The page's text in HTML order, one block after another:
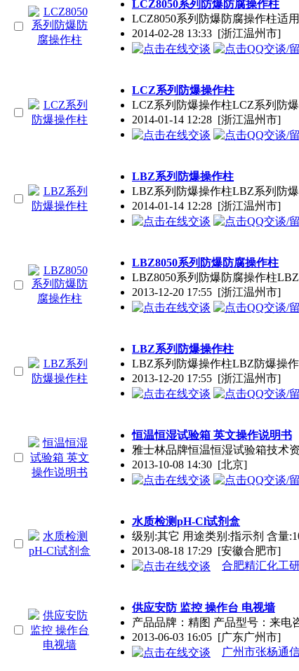
LCZ8050系列防爆防腐操作柱
LCZ8050系列防爆防腐操作柱适
2014-02-28 13:33 [浙江温州市]
LCZ系列防爆操作柱
LCZ系列防爆操作柱LCZ系列防爆
2014-01-14 12:28 [浙江温州市]
LBZ系列防爆操作柱
LBZ系列防爆操作柱LBZ系列防爆
2014-01-14 12:28 [浙江温州市]
LBZ8050系列防爆防腐操作柱
LBZ8050系列防爆防腐操作柱
2013-12-20 17:55 [浙江温州市]
LBZ系列防爆操作柱
LBZ系列防爆操作柱LBZ防爆操作
2013-12-20 17:55 [浙江温州市]
恒温恒湿试验箱 英文操作说明书
雅士林品牌恒温恒湿试验箱技术
2013-10-08 14:30 [北京]
水质检测pH-Cl试剂盒
级别:其它 用途类别:指示剂 含量
2013-08-18 17:29 [安徽合肥市]
合肥精汇化工
供应安防 监控 操作台 电视墙
产品品牌：精图 产品型号：来电
2013-06-03 16:05 [广东广州市]
广州市张杨通